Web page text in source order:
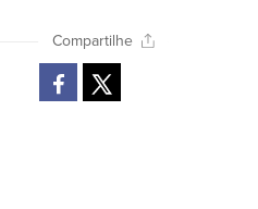
Compartilhe